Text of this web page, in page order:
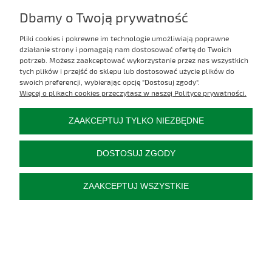
Kod produktu: 2015020100
22,00 zł
do koszyka
Dbamy o Twoją prywatność
Pliki cookies i pokrewne im technologie umożliwiają poprawne
działanie strony i pomagają nam dostosować ofertę do Twoich
potrzeb. Możesz zaakceptować wykorzystanie przez nas wszystkich
tych plików i przejść do sklepu lub dostosować użycie plików do
swoich preferencji, wybierając opcję "Dostosuj zgody".
Więcej o plikach cookies przeczytasz w naszej Polityce prywatności.
ZAAKCEPTUJ TYLKO NIEZBĘDNE
DOSTOSUJ ZGODY
ZAAKCEPTUJ WSZYSTKIE